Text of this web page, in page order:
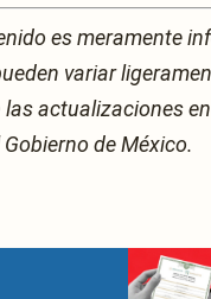
es meramente
variar
actualizaciones
de México.